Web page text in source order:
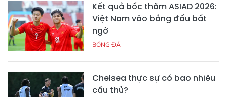
Kết quả bốc thăm ASIAD 2026:
Việt Nam vào bảng đấu bất
ngờ
BÓNG ĐÁ
Chelsea thực sự có bao nhiêu
cầu thủ?